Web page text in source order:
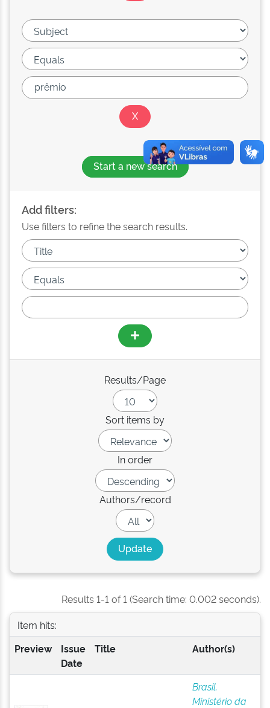
Start a new search
Add filters:
Use filters to refine the search results.
Results/Page
Sort items by
In order
Authors/record
Results 1-1 of 1 (Search time: 0.002 seconds).
Item hits:
Preview
Issue
Date
Title Author(s)
Brasil.
Ministério da